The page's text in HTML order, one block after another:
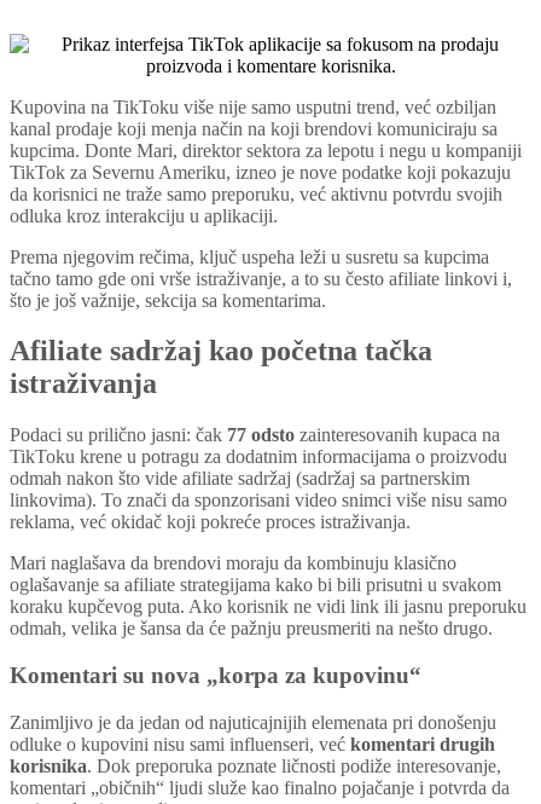
Kupovina na TikToku više nije samo usputni trend, već ozbiljan
kanal prodaje koji menja način na koji brendovi komuniciraju sa
kupcima. Donte Mari, direktor sektora za lepotu i negu u kompaniji
TikTok za Severnu Ameriku, izneo je nove podatke koji pokazuju
da korisnici ne traže samo preporuku, već aktivnu potvrdu svojih
odluka kroz interakciju u aplikaciji.
Prema njegovim rečima, ključ uspeha leži u susretu sa kupcima
tačno tamo gde oni vrše istraživanje, a to su često afiliate linkovi i,
što je još važnije, sekcija sa komentarima.
Afiliate sadržaj kao početna tačka
istraživanja
Podaci su prilično jasni: čak 77 odsto zainteresovanih kupaca na
TikToku krene u potragu za dodatnim informacijama o proizvodu
odmah nakon što vide afiliate sadržaj (sadržaj sa partnerskim
linkovima). To znači da sponzorisani video snimci više nisu samo
reklama, već okidač koji pokreće proces istraživanja.
Mari naglašava da brendovi moraju da kombinuju klasično
oglašavanje sa afiliate strategijama kako bi bili prisutni u svakom
koraku kupčevog puta. Ako korisnik ne vidi link ili jasnu preporuku
odmah, velika je šansa da će pažnju preusmeriti na nešto drugo.
Komentari su nova „korpa za kupovinu“
Zanimljivo je da jedan od najuticajnijih elemenata pri donošenju
odluke o kupovini nisu sami influenseri, već komentari drugih
korisnika. Dok preporuka poznate ličnosti podiže interesovanje,
komentari „običnih“ ljudi služe kao finalno pojačanje i potvrda da